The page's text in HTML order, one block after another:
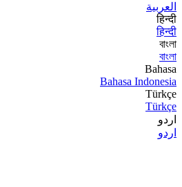
العربية
हिन्दी
हिन्दी
বাংলা
বাংলা
Bahasa
Bahasa Indonesia
Türkçe
Türkçe
اردو
اردو